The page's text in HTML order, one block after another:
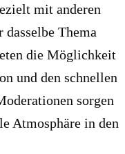
mit anderen
dasselbe Thema
die Möglichkeit
und den schnellen
sorgen
Atmosphäre in den